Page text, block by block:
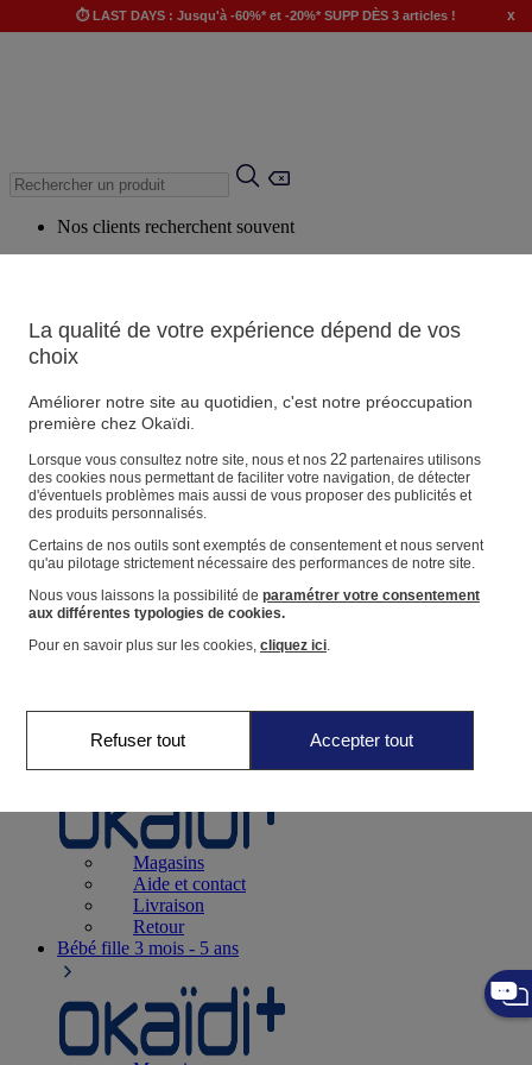
⏱️ LAST DAYS : Jusqu'à -60%* et -20%* SUPP DÈS 3 articles ! x
Nos clients recherchent souvent
Produits suggérés
Voir tous les produits
Magasin
Vos informations personnelles
Suivre une commande
Panier
Favoris
Naissance0-12 mois
Magasins
Aide et contact
Livraison
Retour
Bébé fille 3 mois - 5 ans
La qualité de votre expérience dépend de vos
choix
Améliorer notre site au quotidien, c'est notre préoccupation
première chez Okaïdi.
Lorsque vous consultez notre site, nous et nos 22partenaires utilisons
des cookies nous permettant de faciliter votre navigation, de détecter
d'éventuels problèmes mais aussi de vous proposer des publicités et
des produits personnalisés.
Certains de nos outils sont exemptés de consentement et nous servent
qu'au pilotage strictement nécessaire des performances de notre site.
Nous vous laissons la possibilité de paramétrer votre consentement
aux différentes typologies de cookies.
Pour en savoir plus sur les cookies, cliquez ici.
Refuser tout Accepter tout